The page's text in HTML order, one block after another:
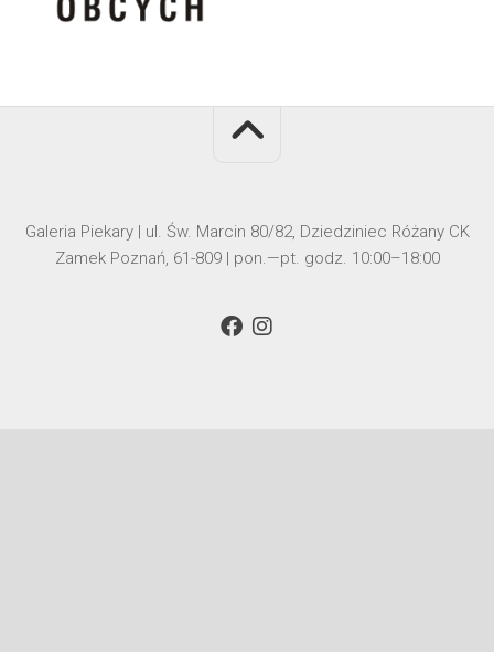
Galeria Piekary | ul. Św. Marcin 80/82, Dziedziniec Różany CK
Zamek Poznań, 61-809 | pon.—pt. godz. 10:00–18:00